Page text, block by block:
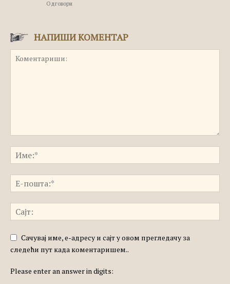
Одговори
НАПИШИ КОМЕНТАР
Сачувај име, е-адресу и сајт у овом прегледачу за
следећи пут када коментаришем..
Please enter an answer in digits: